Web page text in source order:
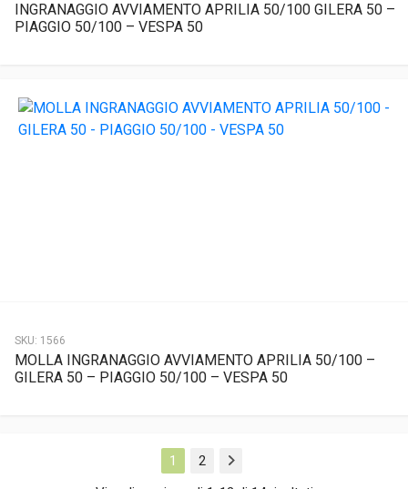
INGRANAGGIO AVVIAMENTO APRILIA 50/100 GILERA 50 –
PIAGGIO 50/100 – VESPA 50
SKU: 1566
MOLLA INGRANAGGIO AVVIAMENTO APRILIA 50/100 –
GILERA 50 – PIAGGIO 50/100 – VESPA 50
1 2
Next